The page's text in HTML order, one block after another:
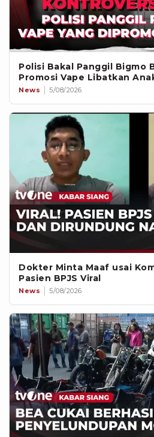
Polisi Bakal Panggil Bigmo
Promosi Vape Libatkan
News 5/08/2026
Dokter Minta Maaf usai
Pasien BPJS Viral
News 5/08/2026